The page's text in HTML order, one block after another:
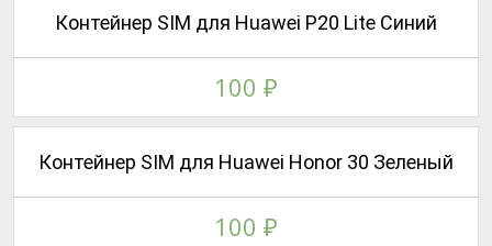
Контейнер SIM для Huawei Honor 30 Зеленый
100 ₽
Контейнер SIM для Huawei P20 Lite Синий
100 ₽